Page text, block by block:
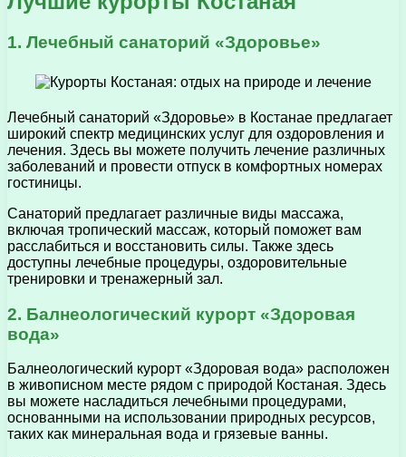
1. Лечебный санаторий «Здоровье»
Лечебный санаторий «Здоровье» в Костанае предлагает
широкий спектр медицинских услуг для оздоровления и
лечения. Здесь вы можете получить лечение различных
заболеваний и провести отпуск в комфортных номерах
гостиницы.
Санаторий предлагает различные виды массажа,
включая тропический массаж, который поможет вам
расслабиться и восстановить силы. Также здесь
доступны лечебные процедуры, оздоровительные
тренировки и тренажерный зал.
2. Балнеологический курорт «Здоровая
вода»
Балнеологический курорт «Здоровая вода» расположен
в живописном месте рядом с природой Костаная. Здесь
вы можете насладиться лечебными процедурами,
основанными на использовании природных ресурсов,
таких как минеральная вода и грязевые ванны.